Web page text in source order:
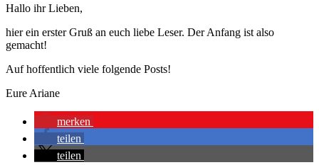
Hallo ihr Lieben,
hier ein erster Gruß an euch liebe Leser. Der Anfang ist also
gemacht!
Auf hoffentlich viele folgende Posts!
Eure Ariane
merken
teilen
teilen